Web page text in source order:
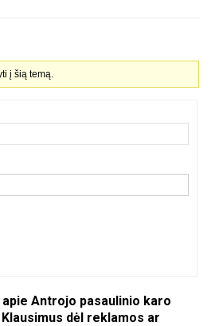
į šią temą.
Antrojo pasaulinio karo
dėl reklamos ar